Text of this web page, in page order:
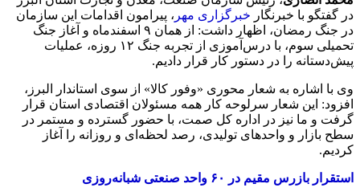
در گفتگو با خبرنگار خبرگزاری مهر ، پیرامون اقدامات این سازمان
در جنگ رمضان، اظهار داشت: از همان ۹ اسفندماه و آغاز جنگ
تحمیلی سوم، با درس‌آموزی از تجربه جنگ ۱۲ روزه، عملیات
پیش‌دستانه را در دستور کار قرار دادیم.
وی با اشاره به شعار محوری «وفور کالا» از سوی استاندار البرز،
افزود: این شعار سرلوحه کار همه مسئولان اقتصادی استان قرار
گرفت و ما نیز در اداره کل صمت، با حضور گسترده و مستمر در
سطح بازار و واحدهای تولیدی، رصد لحظه‌ای و روزانه را آغاز
کردیم.
استقرار بازرس مقیم در ۶۰ واحد صنعتی شبانه‌روزی